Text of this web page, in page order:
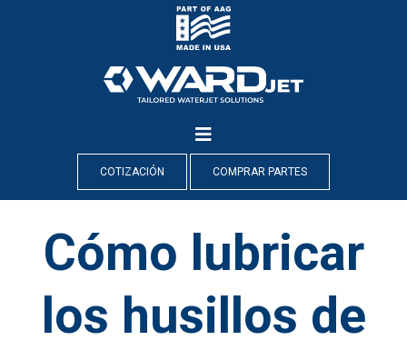
COTIZACIÓN COMPRAR PARTES
Cómo lubricar
los husillos de